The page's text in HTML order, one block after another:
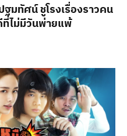
ฐมทัศน์ ชูโรงเรื่องราวคน
ไม่มีวันพ่ายแพ้